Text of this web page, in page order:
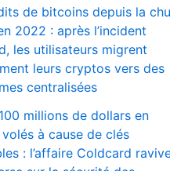
de bitcoins depuis la
2022 : après l’incident
les utilisateurs migrent
leurs cryptos vers des
centralisées
millions de dollars en
à cause de clés
: l’affaire Coldcard